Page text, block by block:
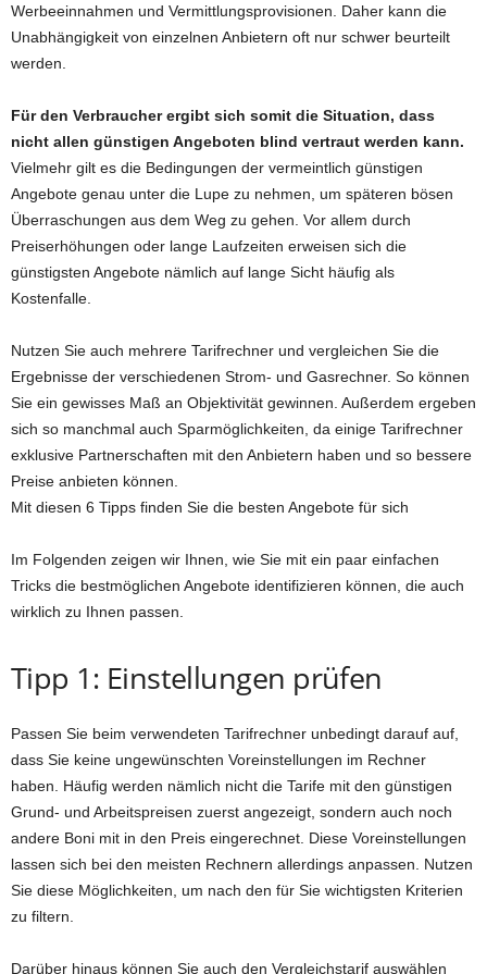
Werbeeinnahmen und Vermittlungsprovisionen. Daher kann die
Unabhängigkeit von einzelnen Anbietern oft nur schwer beurteilt
werden.
Für den Verbraucher ergibt sich somit die Situation, dass
nicht allen günstigen Angeboten blind vertraut werden kann.
Vielmehr gilt es die Bedingungen der vermeintlich günstigen
Angebote genau unter die Lupe zu nehmen, um späteren bösen
Überraschungen aus dem Weg zu gehen. Vor allem durch
Preiserhöhungen oder lange Laufzeiten erweisen sich die
günstigsten Angebote nämlich auf lange Sicht häufig als
Kostenfalle.
Nutzen Sie auch mehrere Tarifrechner und vergleichen Sie die
Ergebnisse der verschiedenen Strom- und Gasrechner. So können
Sie ein gewisses Maß an Objektivität gewinnen. Außerdem ergeben
sich so manchmal auch Sparmöglichkeiten, da einige Tarifrechner
exklusive Partnerschaften mit den Anbietern haben und so bessere
Preise anbieten können.
Mit diesen 6 Tipps finden Sie die besten Angebote für sich
Im Folgenden zeigen wir Ihnen, wie Sie mit ein paar einfachen
Tricks die bestmöglichen Angebote identifizieren können, die auch
wirklich zu Ihnen passen.
Tipp 1: Einstellungen prüfen
Passen Sie beim verwendeten Tarifrechner unbedingt darauf auf,
dass Sie keine ungewünschten Voreinstellungen im Rechner
haben. Häufig werden nämlich nicht die Tarife mit den günstigen
Grund- und Arbeitspreisen zuerst angezeigt, sondern auch noch
andere Boni mit in den Preis eingerechnet. Diese Voreinstellungen
lassen sich bei den meisten Rechnern allerdings anpassen. Nutzen
Sie diese Möglichkeiten, um nach den für Sie wichtigsten Kriterien
zu filtern.
Darüber hinaus können Sie auch den Vergleichstarif auswählen